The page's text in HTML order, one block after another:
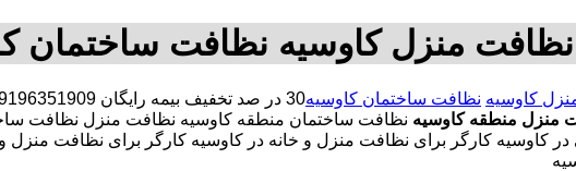
نظافت منزل کاوسیه نظافت ساختمان
کاوسیه نظافت ساختمان کاوسیه
منزل منطقه کاوسیه نظافت ساختمان منطقه کاوسیه نظافت منزل نظافت
در کاوسیه کارگر برای نظافت منزل و خانه در کاوسیه کارگر برای نظافت